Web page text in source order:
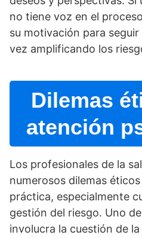
no tiene voz en el
su motivación para
vez amplificando los
Dilemas
atención
Los profesionales de la
numerosos dilemas
práctica, especialmente
gestión del riesgo. Uno
involucra la cuestión de la